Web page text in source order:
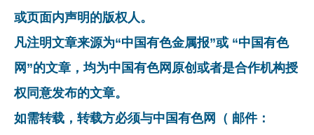
或页面内声明的版权人。
凡注明文章来源为“中国有色金属报”或 “中国有色
网”的文章，均为中国有色网原创或者是合作机构授
权同意发布的文章。
如需转载，转载方必须与中国有色网（ 邮件：